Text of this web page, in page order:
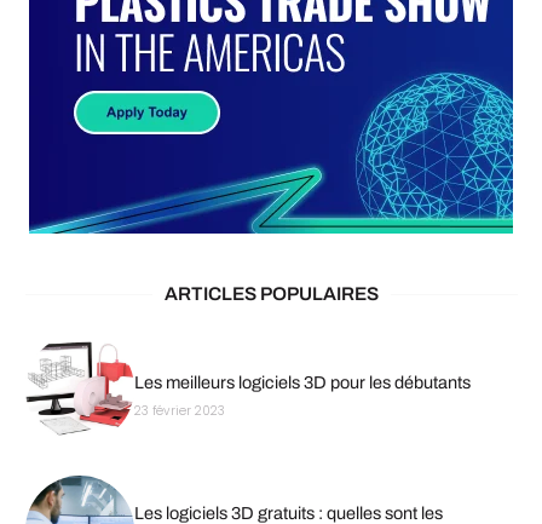
ARTICLES POPULAIRES
Les meilleurs logiciels 3D pour les débutants
23 février 2023
Les logiciels 3D gratuits : quelles sont les